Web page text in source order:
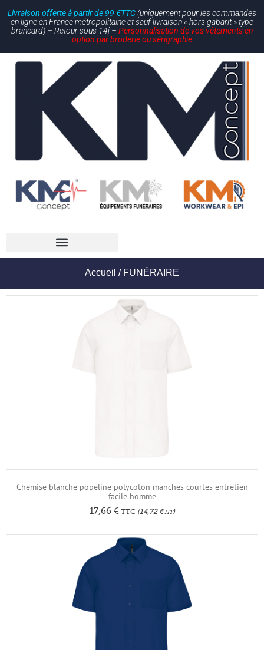
Livraison offerte à partir de 99 €TTC(uniquement pour les commandes
en ligne en France métropolitaine et sauf livraison « hors gabarit » type
brancard) – Retour sous 14j – Personnalisation de vos vêtements en
option par broderie ou sérigraphie
Accueil / FUNÉRAIRE
Chemise blanche popeline polycoton manches courtes entretien
facile homme
17,66 €TTC(14,72 €HT)